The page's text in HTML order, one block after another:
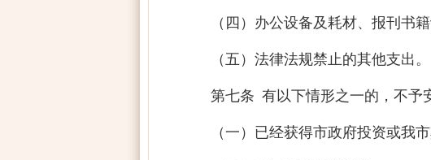
（四）办公设备及耗材、报刊书
（五）法律法规禁止的其他支出。
第七条 有以下情形之一的，不予
（一）已经获得市政府投资或我